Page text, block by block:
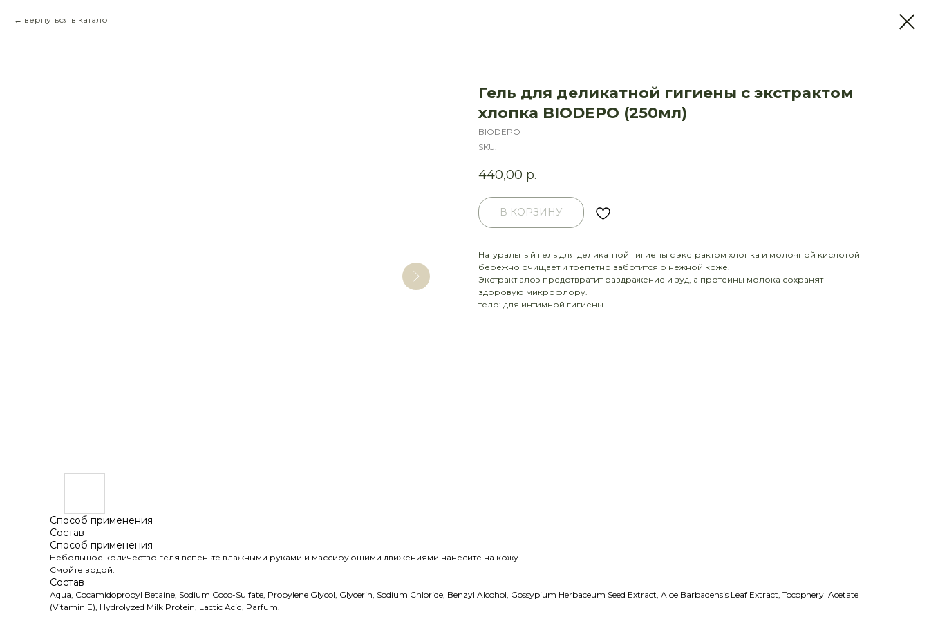
вернуться в каталог
Гель для деликатной гигиены с экстрактом
хлопка BIODEPO (250мл)
BIODEPO
SKU:
440,00 р.
В КОРЗИНУ
Натуральный гель для деликатной гигиены с экстрактом хлопка и молочной кислотой
бережно очищает и трепетно заботится о нежной коже.
Экстракт алоэ предотвратит раздражение и зуд, а протеины молока сохранят
здоровую микрофлору.
тело: для интимной гигиены
Способ применения
Состав
Способ применения
Небольшое количество геля вспеньте влажными руками и массирующими движениями нанесите на кожу.
Смойте водой.
Состав
Aqua, Cocamidopropyl Betaine, Sodium Coco-Sulfate, Propylene Glycol, Glycerin, Sodium Chloride, Benzyl Alcohol, Gossypium Herbaceum Seed Extract, Aloe Barbadensis Leaf Extract, Tocopheryl Acetate
(Vitamin E), Hydrolyzed Milk Protein, Lactic Acid, Parfum.